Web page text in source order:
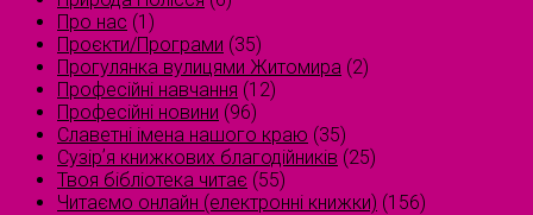
Про нас (1)
Проєкти/Програми (35)
Прогулянка вулицями Житомира (2)
Професійні навчання (12)
Професійні новини (96)
Славетні імена нашого краю (35)
Сузірʼя книжкових благодійників (25)
Твоя бібліотека читає (55)
Читаємо онлайн (електронні книжки) (156)